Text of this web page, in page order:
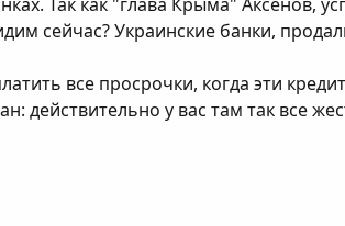
сейчас? Украинские банки,
все просрочки, когда эти
действительно у вас там так все